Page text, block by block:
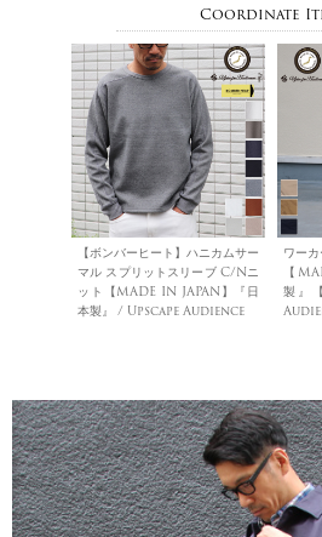
Coordinate
【ボンバーヒート】ハニカムサー
マル スプリットスリーブ C/Nニ
ット【MADE IN JAPAN】『日
本製』 / Upscape Audience
ワー
【
製』